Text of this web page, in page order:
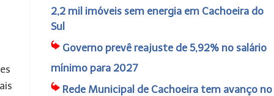
2,2 mil imóveis sem energia em Cachoeira do
Sul
Governo prevê reajuste de 5,92% no salário
mínimo para 2027
Rede Municipal de Cachoeira tem avanço no